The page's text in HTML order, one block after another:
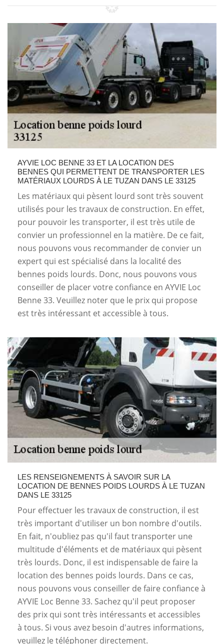
AYVIE LOC BENNE 33 ET LA LOCATION DES
BENNES QUI PERMETTENT DE TRANSPORTER LES
MATÉRIAUX LOURDS À LE TUZAN DANS LE 33125
Les matériaux qui pèsent lourd sont très souvent
utilisés pour les travaux de construction. En effet,
pour pouvoir les transporter, il est très utile de
convier un professionnel en la matière. De ce fait,
nous pouvons vous recommander de convier un
expert qui est spécialisé dans la localité des
bennes poids lourds. Donc, nous pouvons vous
conseiller de placer votre confiance en AYVIE Loc
Benne 33. Veuillez noter que le prix qui propose
est très intéressant et accessible à tous.
LES RENSEIGNEMENTS À SAVOIR SUR LA
LOCATION DE BENNES POIDS LOURDS À LE TUZAN
DANS LE 33125
Pour effectuer les travaux de construction, il est
très important d'utiliser un bon nombre d'outils.
En fait, n'oubliez pas qu'il faut transporter une
multitude d'éléments et de matériaux qui pèsent
très lourds. Donc, il est indispensable de faire la
location des bennes poids lourds. Dans ce cas,
nous pouvons vous conseiller de faire confiance à
AYVIE Loc Benne 33. Sachez qu'il peut proposer
des prix qui sont très intéressants et accessibles
à tous. Si vous avez besoin d'autres informations,
veuillez le téléphoner directement.